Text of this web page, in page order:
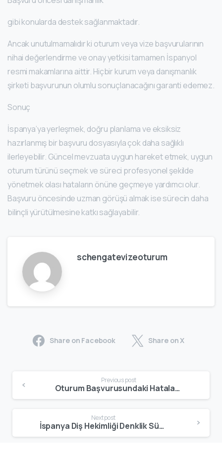
gibi konularda destek sağlanmaktadır.
Ancak unutulmamalıdır ki oturum veya vize başvurularının
nihai değerlendirme ve onay yetkisi tamamen İspanyol
resmi makamlarına aittir. Hiçbir kurum veya danışmanlık
şirketi başvurunun olumlu sonuçlanacağını garanti edemez.
Sonuç
İspanya’ya yerleşmek, doğru planlama ve eksiksiz
hazırlanmış bir başvuru dosyasıyla çok daha sağlıklı
ilerleyebilir. Güncel mevzuata uygun hareket etmek, uygun
oturum türünü seçmek ve süreci profesyonel şekilde
yönetmek olası hataların önüne geçmeye yardımcı olur.
Başvuru öncesinde uzman görüşü almak ise sürecin daha
bilinçli yürütülmesine katkı sağlayabilir.
schengatevizeoturum
Share on Facebook Share on X
Previous post
Oturum Başvurusundaki Hatalar – En Sık Yapılan Yanlışlar ve Çözüm Yolları
Next post
İspanya Diş Hekimliği Denklik Süreci: 2026 Güncel Rehber